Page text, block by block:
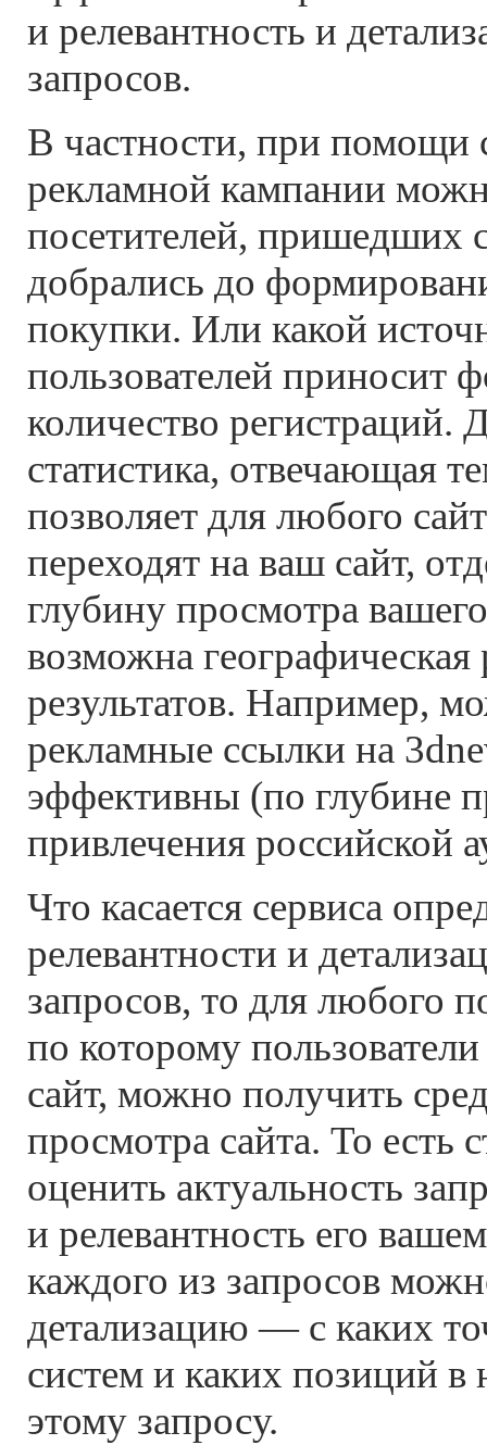
и релевантность и
запросов.
В частности, при помощи
рекламной кампании
посетителей, пришедших
добрались до
покупки. Или какой
пользователей приносит
количество регистраций.
статистика, отвечающая
позволяет для любого
переходят на ваш сайт,
глубину просмотра
возможна географическая
результатов. Например,
рекламные ссылки на
эффективны (по глубине
привлечения российской
Что касается сервиса
релевантности и
запросов, то для любого
по которому
сайт, можно получить
просмотра сайта. То есть
оценить актуальность
и релевантность его
каждого из запросов
детализацию — с каких
систем и каких позиций в
этому запросу.